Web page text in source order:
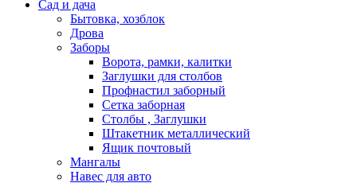
Сад и дача
Бытовка, хозблок
Дрова
Заборы
Ворота, рамки, калитки
Заглушки для столбов
Профнастил заборный
Сетка заборная
Столбы , Заглушки
Штакетник металлический
Ящик почтовый
Мангалы
Навес для авто